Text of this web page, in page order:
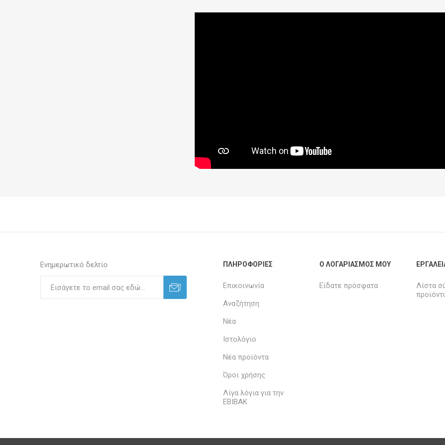
Ενημερωτικό δελτίο ΠΛΗΡΟΦΟΡΊΕΣ
Επικοινωνία
Αναζήτηση
Νέα
Ιστολόγιο
Νέα προϊόντα
Όροι χρήσης
Λίγα λόγια για την
ΕΒΙΒΑΚ
Ο ΛΟΓΑΡΙΑΣΜΌΣ ΜΟΥ
Είδατε πρόσφατα
Λίστα